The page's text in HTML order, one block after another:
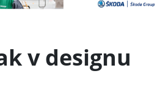
v designu